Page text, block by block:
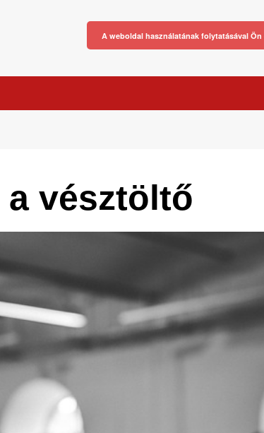
vésztöltő
A weboldal használatának folytatásával